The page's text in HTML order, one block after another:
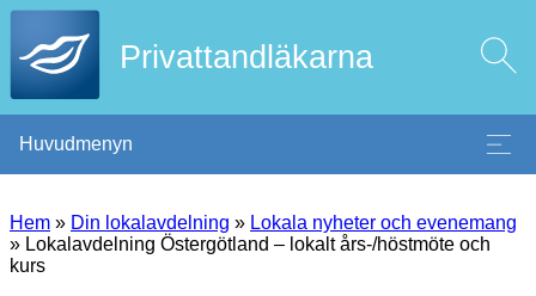
Privattandläkarna
Huvudmenyn
Hem » Din lokalavdelning » Lokala nyheter och evenemang
» Lokalavdelning Östergötland – lokalt års-/höstmöte och
kurs